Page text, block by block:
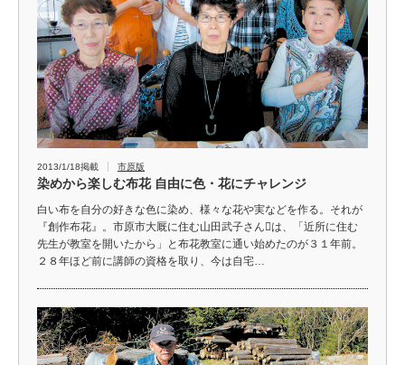
2013/1/18掲載 市原版
染めから楽しむ布花 自由に色・花にチャレンジ
白い布を自分の好きな色に染め、様々な花や実などを作る。それが
『創作布花』。市原市大厩に住む山田武子さんは、「近所に住む
先生が教室を開いたから」と布花教室に通い始めたのが３１年前。
２８年ほど前に講師の資格を取り、今は自宅…